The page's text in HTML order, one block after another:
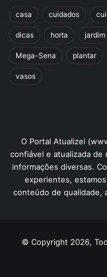
casa cuidados
dicas horta jardim
Mega-Sena plantar
vasos
O Portal Atualizei
confiável e atualizada
informações diversas.
experientes,
conteúdo de qualidade,
© Copyright 2026,